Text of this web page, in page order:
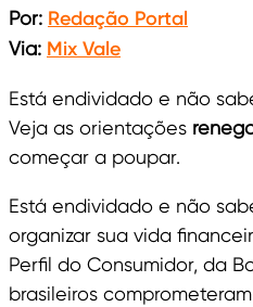
Por: Redação Portal
Via: Mix Vale
Está endividado e não
Veja as orientações
começar a poupar.
Está endividado e não
organizar sua vida
Perfil do Consumidor, da
brasileiros